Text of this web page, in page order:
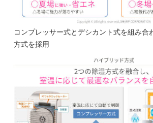
コンプレッサー式とデシカント式を組み合
方式を採用